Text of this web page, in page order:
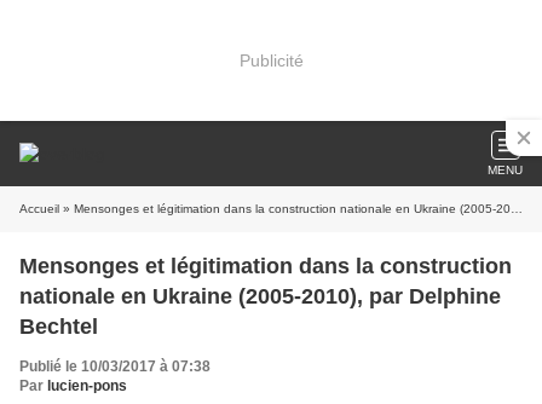
Publicité
MENU
Accueil » Mensonges et légitimation dans la construction nationale en Ukraine (2005-2010), par Delphine Bechtel
Mensonges et légitimation dans la construction
nationale en Ukraine (2005-2010), par Delphine
Bechtel
Publié le 10/03/2017 à 07:38
Par lucien-pons